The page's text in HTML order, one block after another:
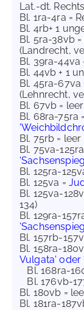
Lat.-dt.
Bl. 1ra-4ra =
Bl. 4rb+ 1
Bl. 5ra-38vb =
(Landrecht,
Bl. 39ra-44va
Bl. 44vb + 1
Bl. 45ra-67va
(Lehnrecht,
Bl. 67vb = leer
Bl. 68ra-75ra
Bl. 75rb = leer
Bl. 75va-
Bl. 125ra-
Bl. 125va =
Bl. 125va-
134)
Bl. 129ra-
Bl. 157rb-
Bl. 158ra-
Vulgata' oder
Bl. 168ra-
Bl. 176vb-
Bl. 180vb =
Bl. 181ra-